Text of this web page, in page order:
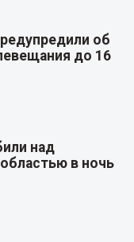
об
до 16
над
в ночь